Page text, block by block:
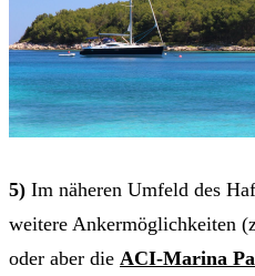
5) Im näheren Umfeld des
weitere Ankermöglichkeiten
oder aber die ACI-Marina